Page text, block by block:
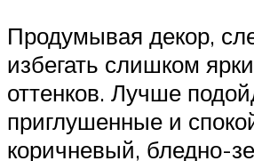
Продумывая декор,
избегать слишком
оттенков. Лучше
приглушенные и
коричневый, бледно-